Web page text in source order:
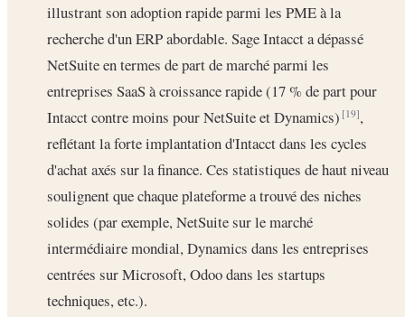
illustrant son adoption rapide parmi les PME à la
recherche d'un ERP abordable. Sage Intacct a dépassé
NetSuite en termes de part de marché parmi les
entreprises SaaS à croissance rapide (17 % de part pour
Intacct contre moins pour NetSuite et Dynamics)[19],
reflétant la forte implantation d'Intacct dans les cycles
d'achat axés sur la finance. Ces statistiques de haut niveau
soulignent que chaque plateforme a trouvé des niches
solides (par exemple, NetSuite sur le marché
intermédiaire mondial, Dynamics dans les entreprises
centrées sur Microsoft, Odoo dans les startups
techniques, etc.).